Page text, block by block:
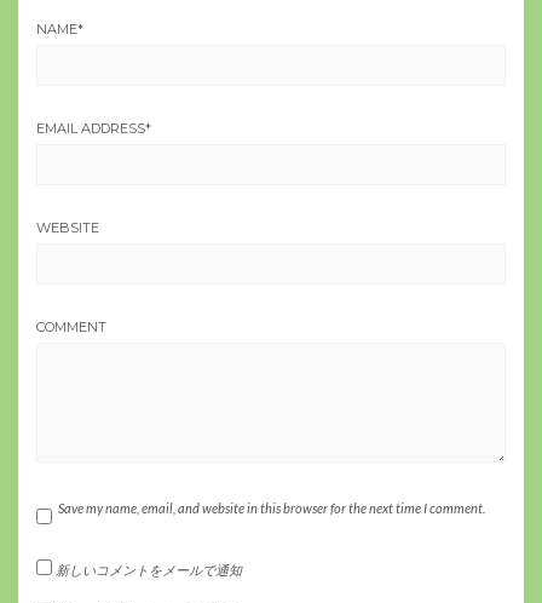
NAME*
EMAIL ADDRESS*
WEBSITE
COMMENT
Save my name, email, and website in this browser for the next time I comment.
新しいコメントをメールで通知